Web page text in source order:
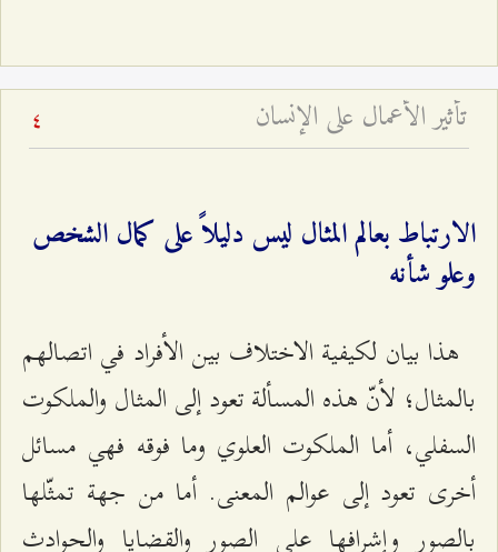
تأثير الأعمال على الإنسان 4
الارتباط بعالم المثال ليس دليلاً على كمال الشخص
وعلو شأنه
هذا بيان لكيفية الاختلاف بين الأفراد في اتصالهم
بالمثال؛ لأنّ هذه المسألة تعود إلى المثال والملكوت
السفلي، أما الملكوت العلوي وما فوقه فهي مسائل
أخرى تعود إلى عوالم المعنى. أما من جهة تمثّلها
بالصور وإشرافها على الصور والقضايا والحوادث